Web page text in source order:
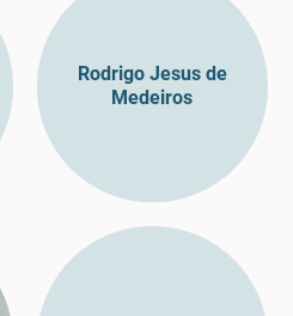
Rodrigo Jesus de
Medeiros